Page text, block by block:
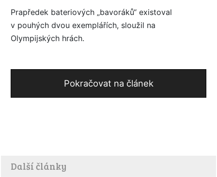
Prapředek bateriových „bavoráků“ existoval
v pouhých dvou exemplářích, sloužil na
Olympijských hrách.
Pokračovat na článek
Další články